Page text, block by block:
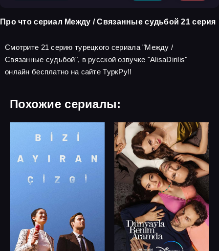
Про что сериал Между / Связанные судьбой 21 серия
Смотрите 21 серию турецкого сериала "Между /
Связанные судьбой", в русской озвучке "AlisaDirilis"
онлайн бесплатно на сайте ТуркРу!!
Похожие сериалы: